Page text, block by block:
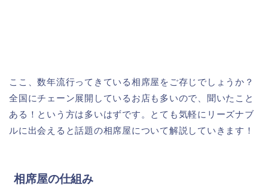
ここ、数年流行ってきている相席屋をご存じでしょうか？
全国にチェーン展開しているお店も多いので、聞いたこと
ある！という方は多いはずです。とても気軽にリーズナブ
ルに出会えると話題の相席屋について解説していきます！
相席屋の仕組み